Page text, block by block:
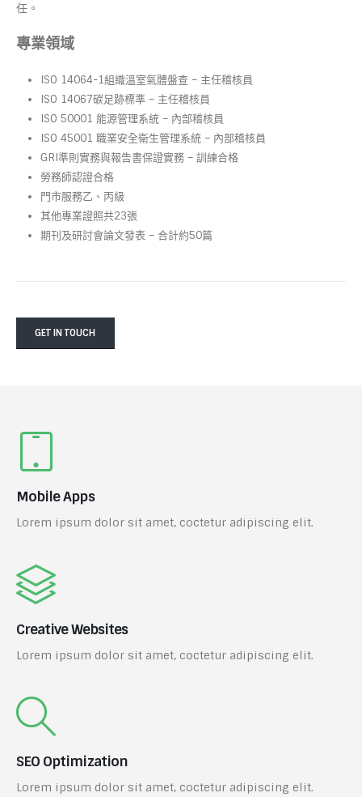
任。
專業領域
ISO 14064-1組織溫室氣體盤查 – 主任稽核員
ISO 14067碳足跡標準 – 主任稽核員
ISO 50001 能源管理系統 – 內部稽核員
ISO 45001 職業安全衛生管理系統 – 內部稽核員
GRI準則實務與報告書保證實務 – 訓練合格
勞務師認證合格
門市服務乙、丙級
其他專業證照共23張
期刊及研討會論文發表 – 合計約50篇
GET IN TOUCH
Mobile Apps
Lorem ipsum dolor sit amet, coctetur adipiscing elit.
Creative Websites
Lorem ipsum dolor sit amet, coctetur adipiscing elit.
SEO Optimization
Lorem ipsum dolor sit amet, coctetur adipiscing elit.